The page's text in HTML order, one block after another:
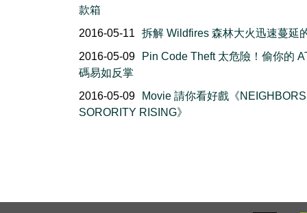
款箱
2016-05-11
拆解 Wildfires 森林大火迅速蔓延
2016-05-09
Pin Code Theft 太危險！偷你的
碼易如反掌
2016-05-09
Movie 請你看好戲《
SORORITY RISING》